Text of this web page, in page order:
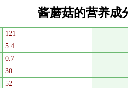
酱蘑菇的营养成
121
5.4
0.7
30
52